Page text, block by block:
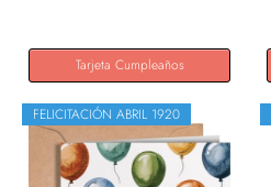
Tarjeta Cumpleaños
FELICITACIÓN ABRIL 1920